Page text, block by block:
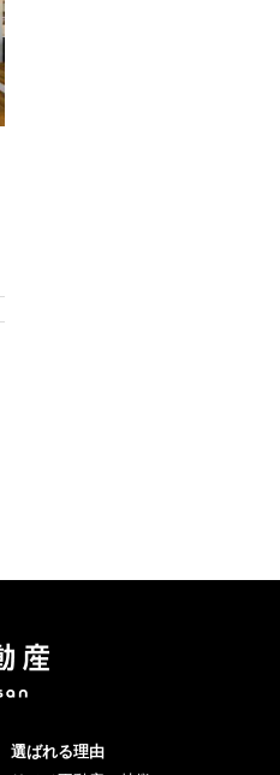
選ばれる理由